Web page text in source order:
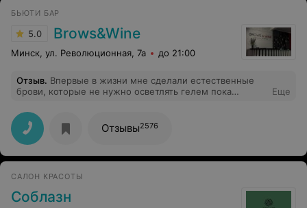
БЬЮТИ БАР
5.0 Brows&Wine
Минск, ул. Революционная, 7а до 21:00
Отзыв. Впервые в жизни мне сделали естественные
брови, которые не нужно осветлять гелем пока
профессионально, доброжелательно и быстро. До
встречи через месяц!
Еще
Отзывы2576
САЛОН КРАСОТЫ
Соблазн